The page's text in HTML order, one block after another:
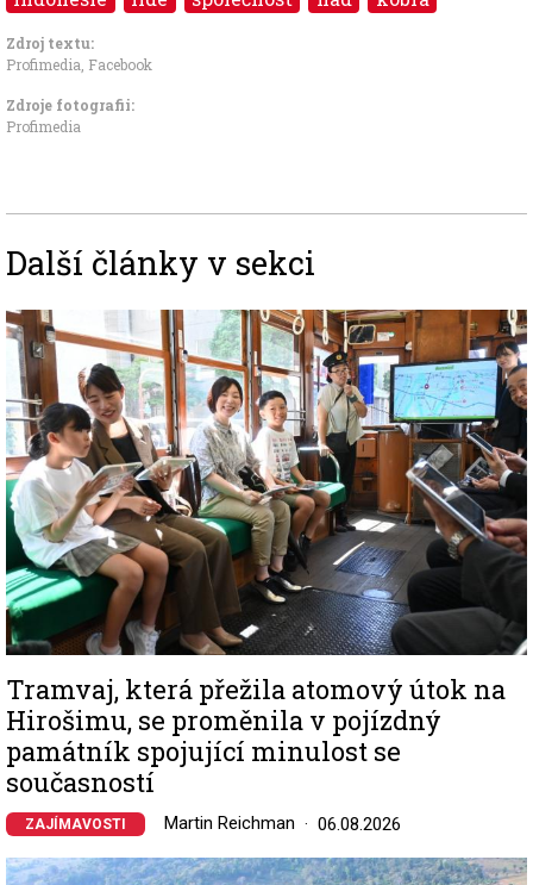
Zdroj textu:
Profimedia, Facebook
Zdroje fotografii:
Profimedia
Další články v sekci
Image
Tramvaj, která přežila atomový útok na
Hirošimu, se proměnila v pojízdný
památník spojující minulost se
současností
ZAJÍMAVOSTI Martin Reichman 06.08.2026
Image